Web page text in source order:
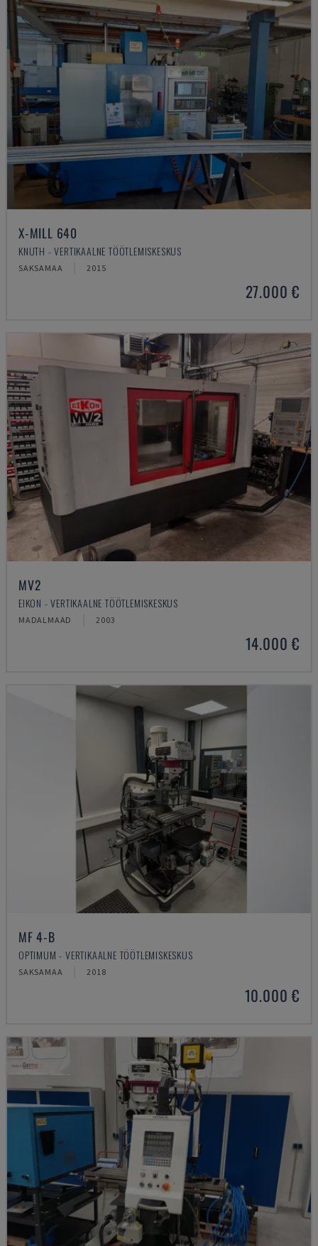
X-MILL 640
KNUTH - VERTIKAALNE TÖÖTLEMISKESKUS
SAKSAMAA 2015
27.000 €
MV2
EIKON - VERTIKAALNE TÖÖTLEMISKESKUS
MADALMAAD 2003
14.000 €
MF 4-B
OPTIMUM - VERTIKAALNE TÖÖTLEMISKESKUS
SAKSAMAA 2018
10.000 €